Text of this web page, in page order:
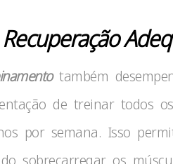
também
de treinar todos
por semana. Isso